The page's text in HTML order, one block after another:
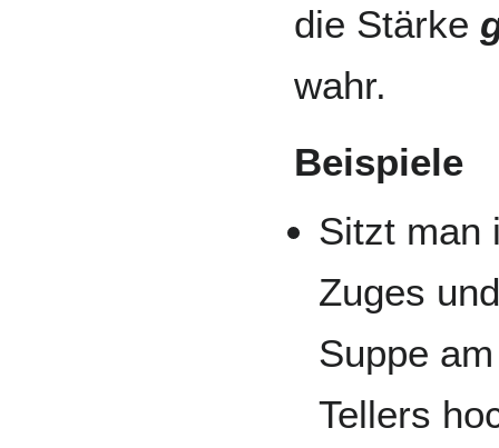
die Stärke
wahr.
Beispiele
Sitzt man
Zuges
Suppe
Tellers